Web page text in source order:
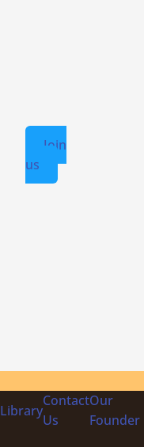
Join
us
Library
Contact
Us
Our
Founder